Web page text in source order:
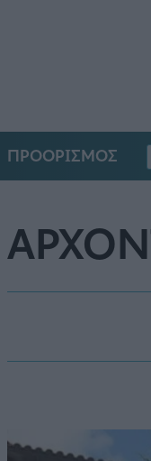
ΠΡΟΟΡΙΣΜΟΣ